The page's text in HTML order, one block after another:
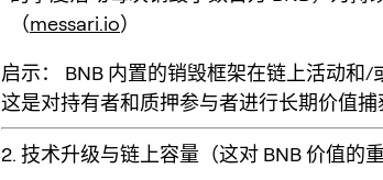
（messari.io）
启示：
BNB 内置的销毁框架在链上活动
这是对持有者和质押参与者进行长期价值捕
2. 技术升级与链上容量（这对 BNB 价值的重